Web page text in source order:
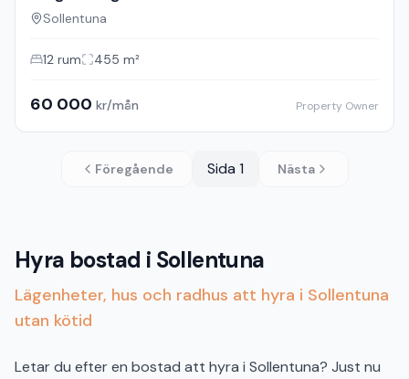
Sollentuna
12 rum 455 m²
60 000 kr/mån Property Owner
Föregående Sida 1 Nästa
Hyra bostad i Sollentuna
Lägenheter, hus och radhus att hyra i Sollentuna
utan kötid
Letar du efter en bostad att hyra i Sollentuna? Just nu